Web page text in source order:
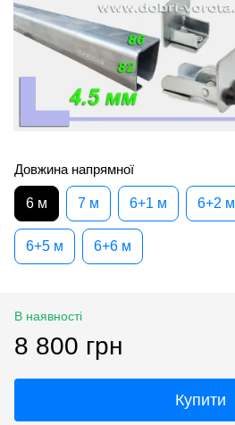
Довжина напрямної
6 м 7 м 6+1 м 6+2 м
6+5 м 6+6 м
В наявності
8 800 грн
Купити